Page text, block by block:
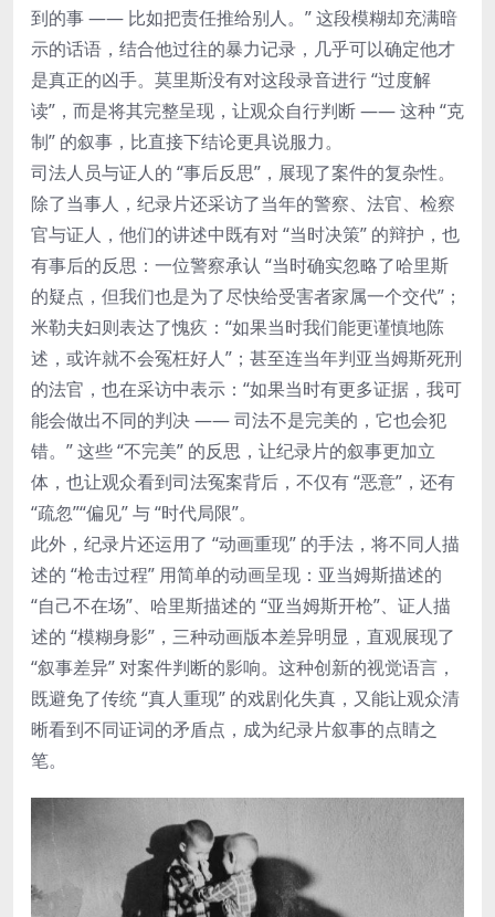
到的事 —— 比如把责任推给别人。” 这段模糊却充满暗
示的话语，结合他过往的暴力记录，几乎可以确定他才
是真正的凶手。莫里斯没有对这段录音进行 “过度解
读”，而是将其完整呈现，让观众自行判断 —— 这种 “克
制” 的叙事，比直接下结论更具说服力。
司法人员与证人的 “事后反思”，展现了案件的复杂性。
除了当事人，纪录片还采访了当年的警察、法官、检察
官与证人，他们的讲述中既有对 “当时决策” 的辩护，也
有事后的反思：一位警察承认 “当时确实忽略了哈里斯
的疑点，但我们也是为了尽快给受害者家属一个交代”；
米勒夫妇则表达了愧疚：“如果当时我们能更谨慎地陈
述，或许就不会冤枉好人”；甚至连当年判亚当姆斯死刑
的法官，也在采访中表示：“如果当时有更多证据，我可
能会做出不同的判决 —— 司法不是完美的，它也会犯
错。” 这些 “不完美” 的反思，让纪录片的叙事更加立
体，也让观众看到司法冤案背后，不仅有 “恶意”，还有
“疏忽”“偏见” 与 “时代局限”。
此外，纪录片还运用了 “动画重现” 的手法，将不同人描
述的 “枪击过程” 用简单的动画呈现：亚当姆斯描述的
“自己不在场”、哈里斯描述的 “亚当姆斯开枪”、证人描
述的 “模糊身影”，三种动画版本差异明显，直观展现了
“叙事差异” 对案件判断的影响。这种创新的视觉语言，
既避免了传统 “真人重现” 的戏剧化失真，又能让观众清
晰看到不同证词的矛盾点，成为纪录片叙事的点睛之
笔。